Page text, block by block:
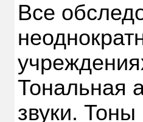
Все
Тональная
звуки.